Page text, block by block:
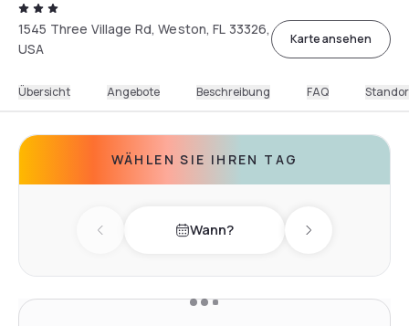
1545 Three Village Rd, Weston, FL 33326,
USA
Karte ansehen
Übersicht Angebote Beschreibung FAQ
WÄHLEN SIE IHREN TAG
Previous day Wann? Next day